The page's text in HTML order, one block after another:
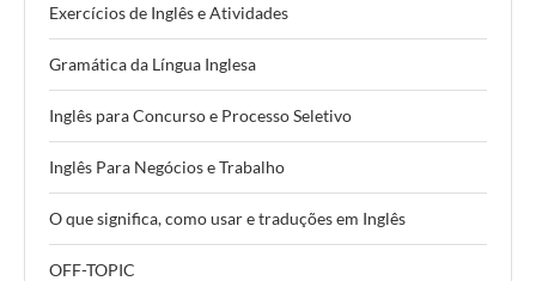
Exercícios de Inglês e Atividades
Gramática da Língua Inglesa
Inglês para Concurso e Processo Seletivo
Inglês Para Negócios e Trabalho
O que significa, como usar e traduções em Inglês
OFF-TOPIC